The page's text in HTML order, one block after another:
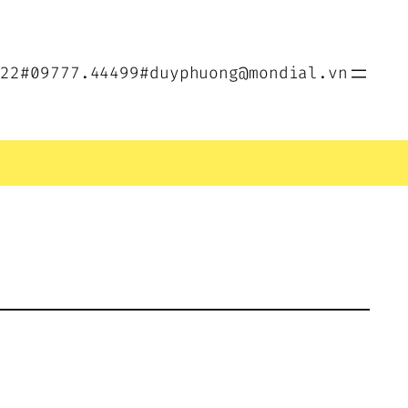
#09777.44499#duyphuong@mondial.vn